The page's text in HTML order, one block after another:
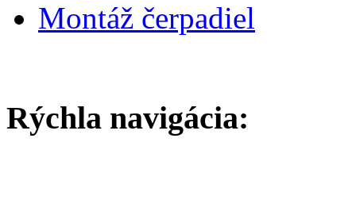
Montáž čerpadiel
Rýchla navigácia: